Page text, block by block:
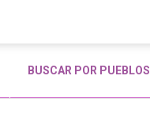
BUSCAR POR PUEBLOS